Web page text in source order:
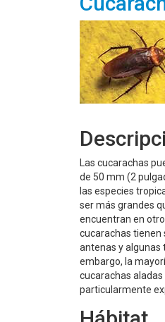
Las cucarachas
de 50 mm (2
las especies
ser más grandes
encuentran en
cucarachas tienen
antenas y algunas
embargo, la
cucarachas aladas
particularmente